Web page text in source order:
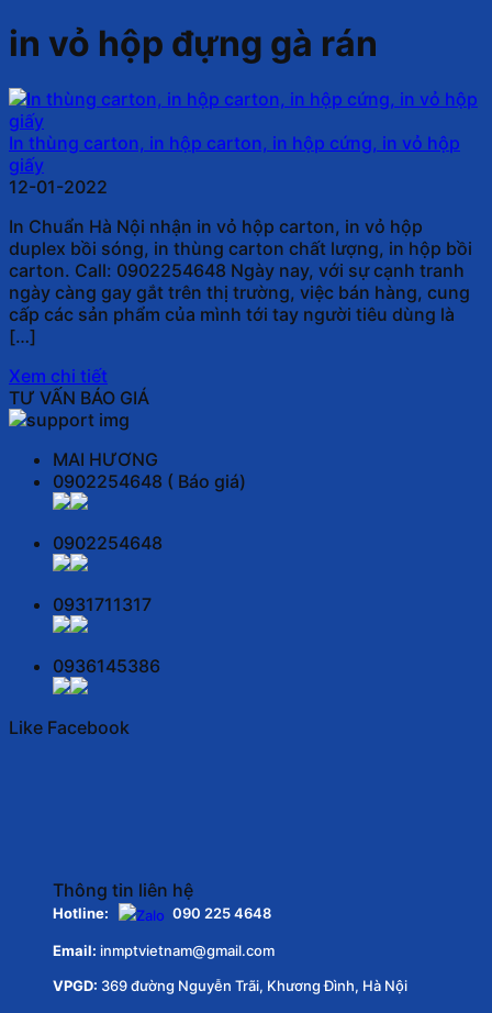
in vỏ hộp đựng gà rán
In thùng carton, in hộp carton, in hộp cứng, in vỏ hộp
giấy
12-01-2022
In Chuẩn Hà Nội nhận in vỏ hộp carton, in vỏ hộp
duplex bồi sóng, in thùng carton chất lượng, in hộp bồi
carton. Call: 0902254648 Ngày nay, với sự cạnh tranh
ngày càng gay gắt trên thị trường, việc bán hàng, cung
cấp các sản phẩm của mình tới tay người tiêu dùng là
[…]
Xem chi tiết
TƯ VẤN BÁO GIÁ
MAI HƯƠNG
0902254648 ( Báo giá)
0902254648
0931711317
0936145386
Like Facebook
Thông tin liên hệ
Hotline: 090 225 4648
Email: inmptvietnam@gmail.com
VPGD: 369 đường Nguyễn Trãi, Khương Đình, Hà Nội